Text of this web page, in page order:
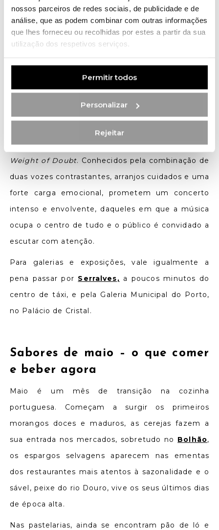
nossos parceiros de redes sociais, de publicidade e de
análise, que as podem combinar com outras informações
que lhes forneceu ou recolhidas por estes a partir da sua
utilização dos respetivos serviços.
Permitir todos
Personalizar
Rejeitar
memória. Na mesma noite,Silvana Estrada
compositora e cantora mexicana, leva à Casa da
Música a beleza desarmante da sua voz suave e
No Coliseu Porto Ageas, no dia 8 de maio,
.O duo luso-belga
de indie folk apresenta-se pela primeira vez no
palco portuense, no âmbito da digressão europeia
Weight of Doubt. Conhecidos pela combinação de
duas vozes contrastantes, arranjos cuidados e uma
forte carga emocional, prometem um concerto
intenso e envolvente, daqueles em que a música
ocupa o centro de tudo e o público é convidado a
escutar com atenção.
Para galerias e exposições, vale igualmente a
pena passar por Serralves, a poucos minutos do
centro de táxi, e pela Galeria Municipal do Porto,
no Palácio de Cristal.
Sabores de maio –
o que comer
e beber agora
Maio é um mês de transição na cozinha
portuguesa. Começam a surgir os primeiros
morangos doces e maduros, as cerejas fazem a
sua entrada nos mercados, sobretudo no Bolhão,
os espargos selvagens aparecem nas ementas
dos restaurantes mais atentos à sazonalidade e o
sável, peixe do rio Douro, vive os seus últimos dias
de época alta.
Nas pastelarias, ainda se encontram pão de ló e